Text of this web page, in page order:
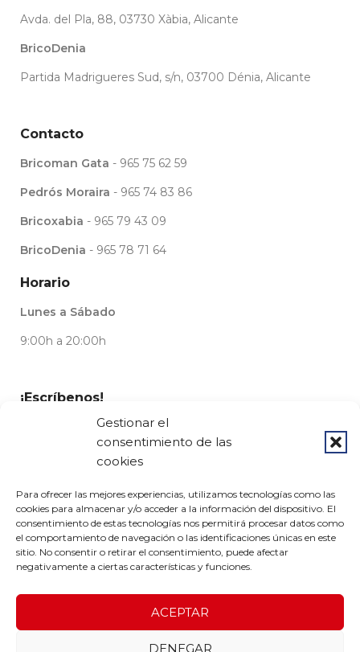
Gestionar el
consentimiento de las
cookies
Para ofrecer las mejores experiencias, utilizamos tecnologías como las
cookies para almacenar y/o acceder a la información del dispositivo. El
consentimiento de estas tecnologías nos permitirá procesar datos como
el comportamiento de navegación o las identificaciones únicas en este
sitio. No consentir o retirar el consentimiento, puede afectar
negativamente a ciertas características y funciones.
ACEPTAR
DENEGAR
Avda. del Pla, 88, 03730 Xàbia, Alicante
BricoDenia
Partida Madrigueres Sud, s/n, 03700 Dénia, Alicante
Contacto
Bricoman Gata - 965 75 62 59
Pedrós Moraira - 965 74 83 86
Bricoxabia - 965 79 43 09
BricoDenia - 965 78 71 64
Horario
Lunes a Sábado
9:00h a 20:00h
¡Escríbenos!
Utilizando esteformulario de contacto
¿Buscas trabajo?
Escríbenos en nuestra página de empleo
Redes sociales
© 2023 Grupo Pedrós - Diseño por
Aviso legal-Condiciones de uso-Política de privacidad-
Política de devoluciones-Política de cookies